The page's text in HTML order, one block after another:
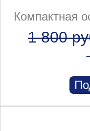
Компактная
1 800